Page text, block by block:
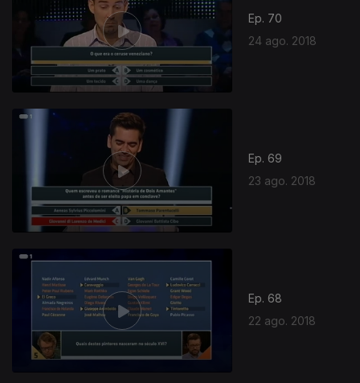
Ep. 70
24 ago. 2018
Ep. 69
23 ago. 2018
Ep. 68
22 ago. 2018